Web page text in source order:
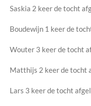
Saskia 2 keer de tocht
Boudewijn 1 keer de
Wouter 3 keer de tocht
Matthijs 2 keer de tocht
Lars 3 keer de tocht